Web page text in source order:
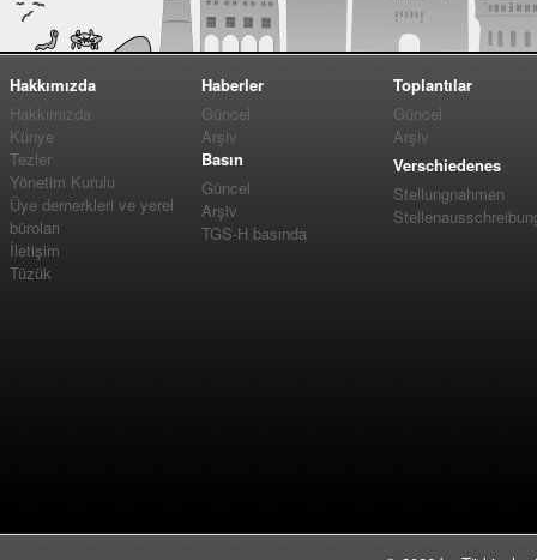
Hakkımızda
Hakkımızda
Künye
Tezler
Yönetim Kurulu
Üye dernerkleri ve yerel
büroları
İletişim
Tüzük
Haberler
Güncel
Arşiv
Basın
Güncel
Arşiv
TGS-H basında
Toplantılar
Güncel
Arşiv
Verschiedenes
Stellungnahmen